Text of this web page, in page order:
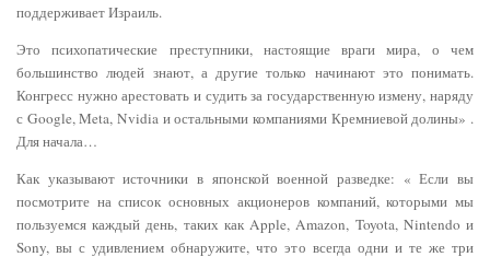
поддерживает Израиль.
Это психопатические преступники, настоящие враги мира, о чем
большинство людей знают, а другие только начинают это понимать.
Конгресс нужно арестовать и судить за государственную измену, наряду
с Google, Meta, Nvidia и остальными компаниями Кремниевой долины» .
Для начала…
Как указывают источники в японской военной разведке: « Если вы
посмотрите на список основных акционеров компаний, которыми мы
пользуемся каждый день, таких как Apple, Amazon, Toyota, Nintendo и
Sony, вы с удивлением обнаружите, что это всегда одни и те же три